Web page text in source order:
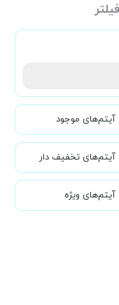
فیلتر
موجود
تخفیف دار
ویژه